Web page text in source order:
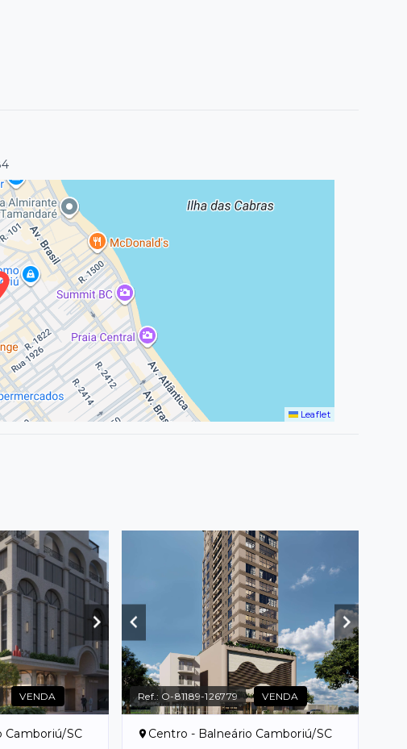
Leaflet
VENDA
Camboriú/SC
Ref.:O-81189-126779 VENDA
Centro - Balneário Camboriú/SC